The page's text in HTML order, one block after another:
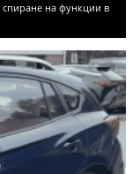
спиране на функции в